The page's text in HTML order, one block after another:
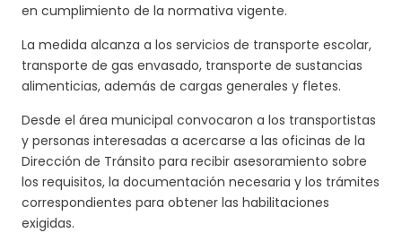
en cumplimiento de la normativa vigente.
La medida alcanza a los servicios de transporte escolar,
transporte de gas envasado, transporte de sustancias
alimenticias, además de cargas generales y fletes.
Desde el área municipal convocaron a los transportistas
y personas interesadas a acercarse a las oficinas de la
Dirección de Tránsito para recibir asesoramiento sobre
los requisitos, la documentación necesaria y los trámites
correspondientes para obtener las habilitaciones
exigidas.